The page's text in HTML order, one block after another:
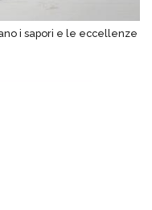
i sapori e le eccellenze